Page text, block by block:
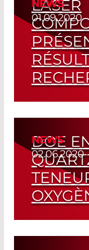
Read More
NEWS
01.09.2020
LASER
Conférence
Read More
NEWS
02.06.2020
DOE
Une